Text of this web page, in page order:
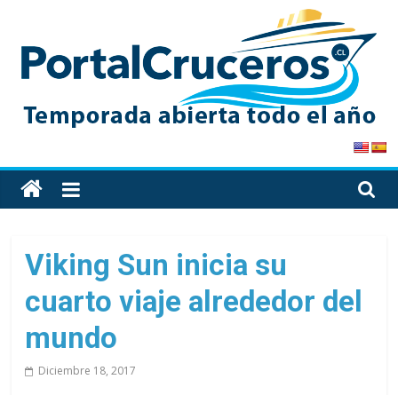
content
PortalCruceros
Toda
la
de
cruceros
en
solo
Viking Sun inicia su
cuarto viaje alrededor del
mundo
Diciembre 18, 2017